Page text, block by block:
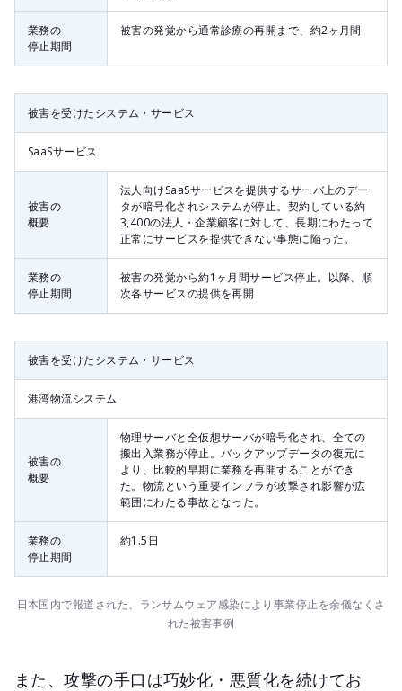
業務の
停止期間
被害の発覚から通常診療の再開まで、約2ヶ月間
被害を受けたシステム・サービス
SaaSサービス
被害の
概要
法人向けSaaSサービスを提供するサーバ上のデー
タが暗号化されシステムが停止。契約している約
3,400の法人・企業顧客に対して、長期にわたって
正常にサービスを提供できない事態に陥った。
業務の
停止期間
被害の発覚から約1ヶ月間サービス停止。以降、順
次各サービスの提供を再開
被害を受けたシステム・サービス
港湾物流システム
被害の
概要
物理サーバと全仮想サーバが暗号化され、全ての
搬出入業務が停止。バックアップデータの復元に
より、比較的早期に業務を再開することができ
た。物流という重要インフラが攻撃され影響が広
範囲にわたる事故となった。
業務の
停止期間
約1.5日
日本国内で報道された、ランサムウェア感染により事業停止を余儀なくさ
れた被害事例
また、攻撃の手口は巧妙化・悪質化を続けてお